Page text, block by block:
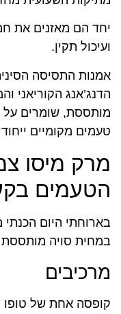
יחד הם מאזנים את
ועיכול תקין.
אמנות התסיסה
הדנג’אנג הקוריאני
מותססת, שומרים על
טעמים מקומיים
מרק מיסו
הטעמים
בארוחתי היום
במחית סויה מותססת
מרכיבים
קופסה אחת של טופו